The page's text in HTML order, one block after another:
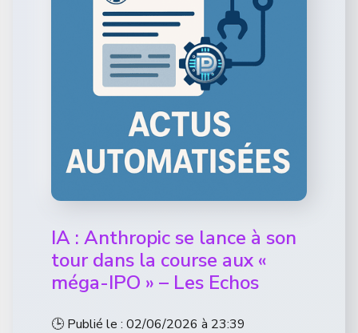
IA : Anthropic se lance à son
tour dans la course aux «
méga-IPO » – Les Echos
🕒 Publié le : 02/06/2026 à 23:39